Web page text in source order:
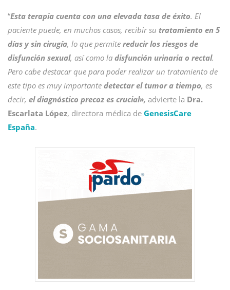
“Esta terapia cuenta con una elevada tasa de éxito. El
paciente puede, en muchos casos, recibir su tratamiento en 5
días y sin cirugía, lo que permite reducir los riesgos de
disfunción sexual, así como la disfunción urinaria o rectal.
Pero cabe destacar que para poder realizar un tratamiento de
este tipo es muy importante detectar el tumor a tiempo, es
decir, el diagnóstico precoz es crucial», advierte la Dra.
Escarlata López, directora médica de GenesisCare
España.